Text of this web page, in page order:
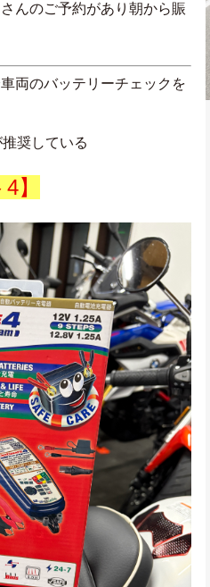
んのご予約があり朝から賑
両のバッテリーチェックを
奨している
】